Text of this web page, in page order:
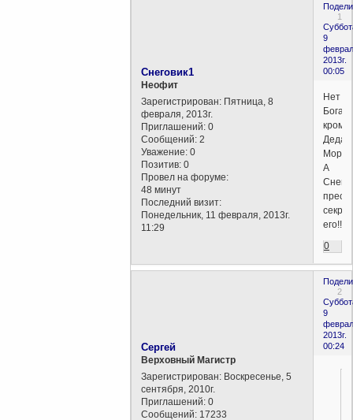
1
9
2013г.
00:05
Снеговик1
Неофит
Зарегистрирован: Пятница, 8
февраля, 2013г.
Приглашений: 0
Сообщений: 2
Уважение: 0
Позитив: 0
Провел на форуме:
48 минут
Последний визит:
Понедельник, 11 февраля, 2013г.
11:29
Нет
Бога,
кроме
Деда
А
пресс
его!!!!
0
2
9
2013г.
00:24
Сергей
Верховный Магистр
Зарегистрирован: Воскресенье, 5
сентября, 2010г.
Приглашений: 0
Сообщений: 17233